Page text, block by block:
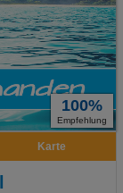
100%
Empfehlung
Karte